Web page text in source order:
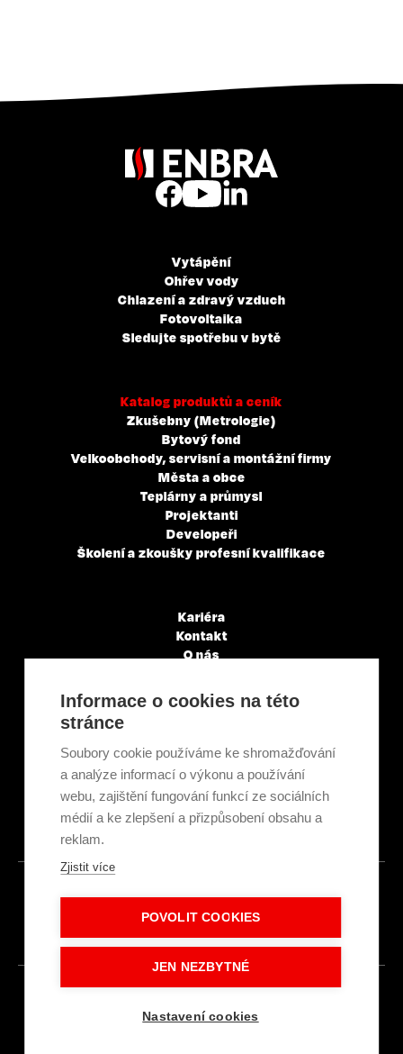
Vytápění
Ohřev vody
Chlazení a zdravý vzduch
Fotovoltaika
Sledujte spotřebu v bytě
Katalog produktů a ceník
Zkušebny (Metrologie)
Bytový fond
Velkoobchody, servisní a montážní firmy
Města a obce
Teplárny a průmysl
Projektanti
Developeři
Školení a zkoušky profesní kvalifikace
Kariéra
Kontakt
O nás
Články a novinky
GDPR & Cookies
Ekologická recyklace
Projekty EU
Intranet - Přihlášení
Přihlášení
© 2026
Informace o cookies na této
stránce
Soubory cookie používáme ke shromažďování
a analýze informací o výkonu a používání
webu, zajištění fungování funkcí ze sociálních
médií a ke zlepšení a přizpůsobení obsahu a
reklam.
Zjistit více
POVOLIT COOKIES
JEN NEZBYTNÉ
Nastavení cookies